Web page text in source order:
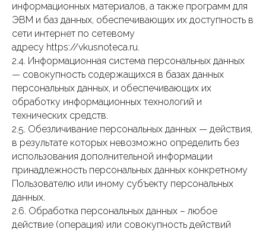
информационных материалов, а также программ для
ЭВМ и баз данных, обеспечивающих их доступность в
сети интернет по сетевому
адресу https://vkusnoteca.ru.
2.4. Информационная система персональных данных
— совокупность содержащихся в базах данных
персональных данных, и обеспечивающих их
обработку информационных технологий и
технических средств.
2.5. Обезличивание персональных данных — действия,
в результате которых невозможно определить без
использования дополнительной информации
принадлежность персональных данных конкретному
Пользователю или иному субъекту персональных
данных.
2.6. Обработка персональных данных – любое
действие (операция) или совокупность действий